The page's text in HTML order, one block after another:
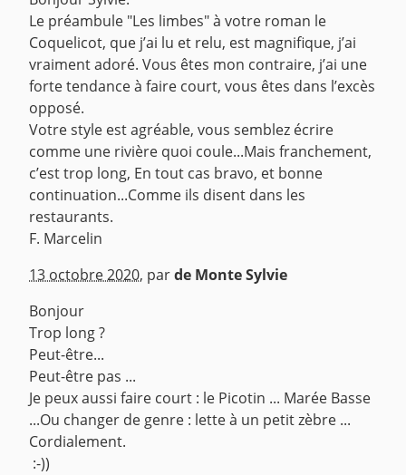
Le préambule "Les limbes" à votre roman le
Coquelicot, que j’ai lu et relu, est magnifique, j’ai
vraiment adoré. Vous êtes mon contraire, j’ai une
forte tendance à faire court, vous êtes dans l’excès
opposé.
Votre style est agréable, vous semblez écrire
comme une rivière quoi coule...Mais franchement,
c’est trop long, En tout cas bravo, et bonne
continuation...Comme ils disent dans les
restaurants.
F. Marcelin
^
13 octobre 2020, parde Monte Sylvie
Bonjour
Trop long ?
Peut-être...
Peut-être pas ...
Je peux aussi faire court : le Picotin ... Marée Basse
...Ou changer de genre : lette à un petit zèbre ...
Cordialement.
:-))